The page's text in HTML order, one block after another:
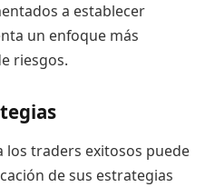
a establecer
un enfoque más
riesgos.
los traders exitosos puede
de sus estrategias